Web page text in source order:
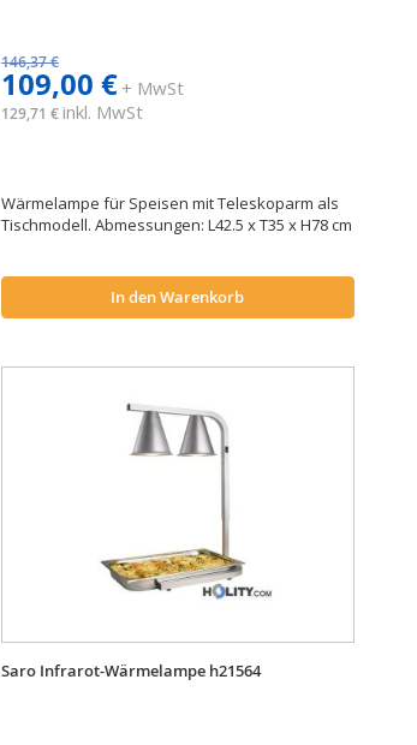
146,37 €
109,00 €+ MwSt
129,71 € inkl. MwSt
Wärmelampe für Speisen mit Teleskoparm als
Tischmodell. Abmessungen: L42.5 x T35 x H78 cm
In den Warenkorb
Saro Infrarot-Wärmelampe h21564